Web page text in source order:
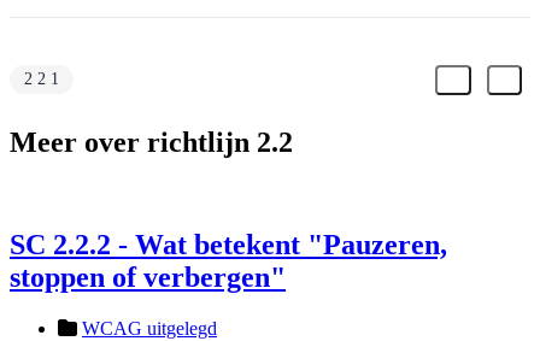
2 2 1
Meer over richtlijn 2.2
SC 2.2.2 - Wat betekent "Pauzeren,
stoppen of verbergen"
WCAG uitgelegd